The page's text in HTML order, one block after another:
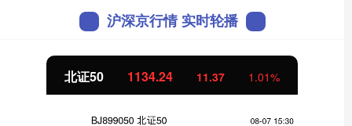
沪深京行情 实时轮播
北证50 1134.24 11.37 1.01%